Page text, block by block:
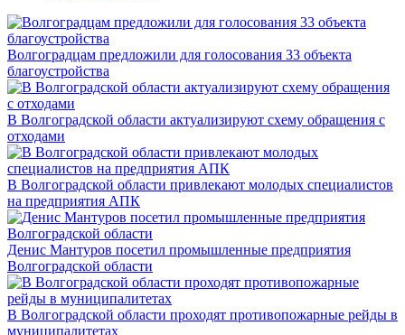
Волгоградцам предложили для голосования 33 объекта
благоустройства
В Волгоградской области актуализируют схему обращения с
отходами
В Волгоградской области привлекают молодых специалистов
на предприятия АПК
Денис Мантуров посетил промышленные предприятия
Волгоградской области
В Волгоградской области проходят противопожарные рейды в
муниципалитетах